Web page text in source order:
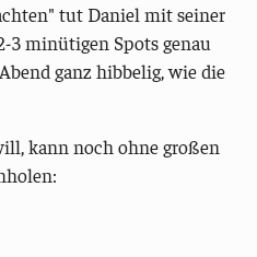
tut Daniel mit seiner
3 minütigen Spots genau
ganz hibbelig, wie die
kann noch ohne großen